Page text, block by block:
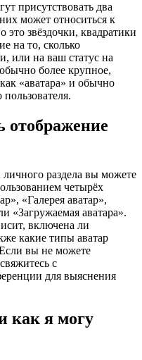
присутствовать два
может относиться к
звёздочки, квадратики
на то, сколько
или на ваш статус на
более крупное,
«аватара» и обычно
раздела вы можете
четырёх
«Галерея аватар»,
«Загружаемая аватара».
включена ли
какие типы аватар
вы не можете
с
для выяснения
как я могу